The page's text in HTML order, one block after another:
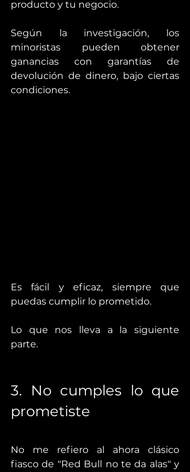
producto y tu negocio.
Según la investigación, los
minoristas pueden obtener
ganancias con garantías de
devolución de dinero, bajo ciertas
condiciones.
Es fácil y eficaz, siempre que
puedas cumplir lo prometido.
Lo que nos lleva a la siguiente
parte.
3. No cumples lo que
prometiste
No me refiero al ahora clásico
fiasco de "Red Bull no te da alas" y